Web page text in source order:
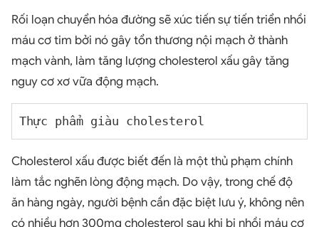
Rối loạn chuyển hóa đường sẽ xúc tiến sự tiến triển nhồi
máu cơ tim bởi nó gây tổn thương nội mạch ở thành
mạch vành, làm tăng lượng cholesterol xấu gây tăng
nguy cơ xơ vữa động mạch.
Thực phẩm giàu cholesterol
Cholesterol xấu được biết đến là một thủ phạm chính
làm tắc nghẽn lòng động mạch. Do vậy, trong chế độ
ăn hàng ngày, người bệnh cần đặc biệt lưu ý, không nên
có nhiều hơn 300mg cholesterol sau khi bị nhồi máu cơ